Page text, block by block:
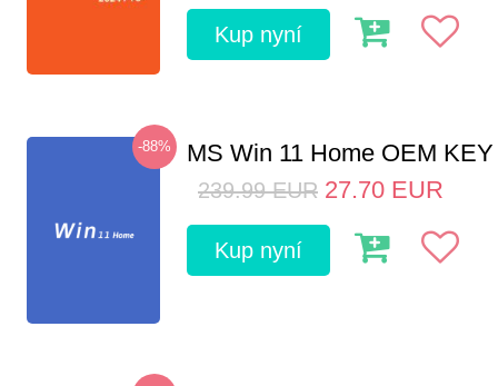
Kup nyní
-88% MS Win 11 Home OEM
239.99 EUR 27.70 EUR
Kup nyní